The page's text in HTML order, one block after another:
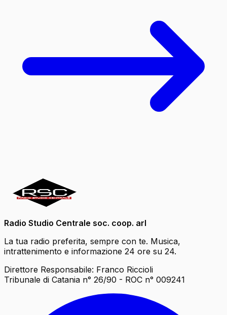
Radio Studio Centrale soc. coop. arl
La tua radio preferita, sempre con te. Musica,
intrattenimento e informazione 24 ore su 24.
Direttore Responsabile: Franco Riccioli
Tribunale di Catania n° 26/90 - ROC n° 009241